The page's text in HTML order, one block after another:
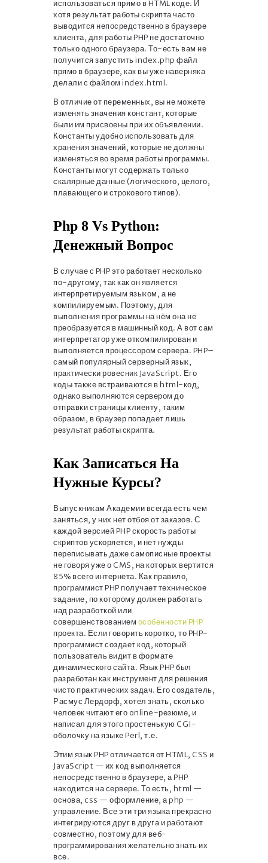
использоваться прямо в HTML коде. И
хотя результат работы скрипта часто
выводится непосредственно в браузере
клиента, для работы PHP не достаточно
только одного браузера. То-есть вам не
получится запустить index.php файл
прямо в браузере, как вы уже наверняка
делали с файлом index.html.
В отличие от переменных, вы не можете
изменять значения констант, которые
были им присвоены при их объявлении.
Константы удобно использовать для
хранения значений, которые не должны
изменяться во время работы программы.
Константы могут содержать только
скалярные данные (логического, целого,
плавающего и строкового типов).
Php 8 Vs Python:
Денежный Вопрос
В случае с PHP это работает несколько
по-другому, так как он является
интерпретируемым языком, а не
компилируемым. Поэтому, для
выполнения программы на нём она не
преобразуется в машинный код. А вот сам
интерпретатор уже откомпилирован и
выполняется процессором сервера. PHP–
самый популярный серверный язык,
практически ровесник JavaScript. Его
коды также встраиваются в html-код,
однако выполняются сервером до
отправки страницы клиенту, таким
образом, в браузер попадает лишь
результат работы скрипта.
Как Записаться На
Нужные Курсы?
Выпускникам Академии всегда есть чем
заняться, у них нет отбоя от заказов. С
каждой версией PHP скорость работы
скриптов ускоряется, и нет нужды
переписывать даже самописные проекты
не говоря уже о CMS, на которых вертится
85% всего интернета. Как правило,
программист PHP получает техническое
задание, по которому должен работать
над разработкой или
совершенствованием особенности PHP
проекта. Если говорить коротко, то PHP-
программист создает код, который
пользователь видит в формате
динамического сайта. Язык PHP был
разработан как инструмент для решения
чисто практических задач. Его создатель,
Расмус Лердорф, хотел знать, сколько
человек читают его online-резюме, и
написал для этого простенькую CGI-
оболочку на языке Perl, т.е.
Этим язык PHP отличается от HTML, CSS и
JavaScript — их код выполняется
непосредственно в браузере, а PHP
находится на сервере. То есть, html —
основа, css — оформление, а php —
управление. Все эти три языка прекрасно
интегрируются друг в друга и работают
совместно, поэтому для веб-
программирования желательно знать их
все.